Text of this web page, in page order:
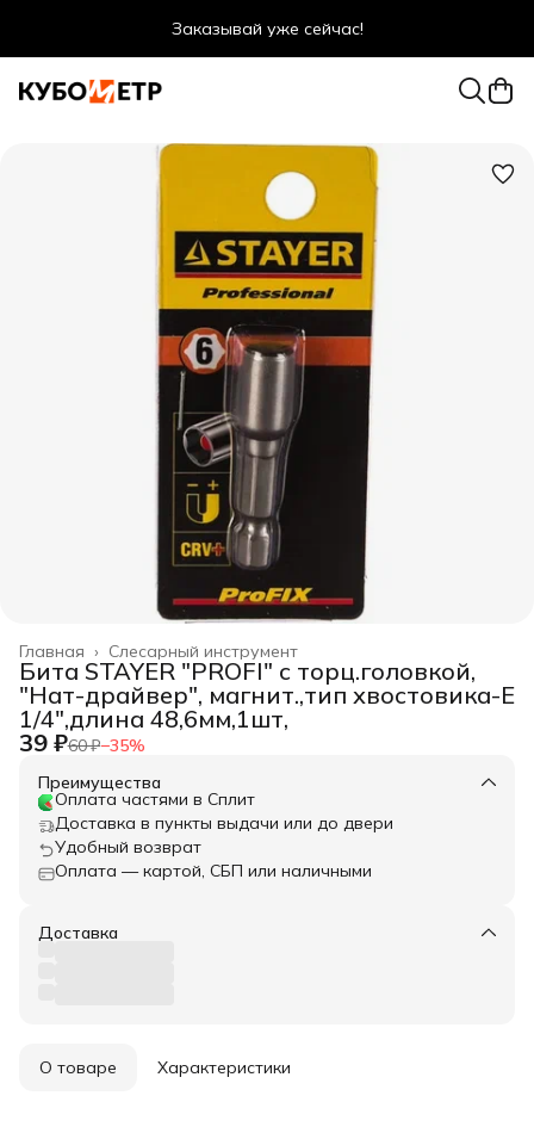
Заказывай уже сейчас!
Оптовые цены даже для физ. лиц
Слесарный инструмент
Главная ›
Бита STAYER "PROFI" с торц.головкой,
"Нат-драйвер", магнит.,тип хвостовика-E
1/4",длина 48,6мм,1шт,
39 ₽60 ₽−35%
Преимущества
Оплата частями в Сплит
Доставка в пункты выдачи или до двери
Удобный возврат
Оплата — картой, СБП или наличными
Доставка
О товаре Характеристики